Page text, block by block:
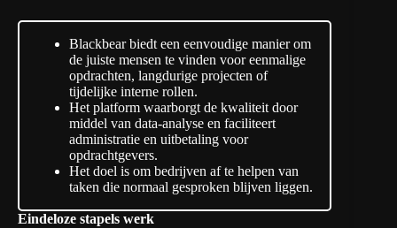
Blackbear biedt een eenvoudige manier om
de juiste mensen te vinden voor eenmalige
opdrachten, langdurige projecten of
tijdelijke interne rollen.
Het platform waarborgt de kwaliteit door
middel van data-analyse en faciliteert
administratie en uitbetaling voor
opdrachtgevers.
Het doel is om bedrijven af te helpen van
taken die normaal gesproken blijven liggen.
Eindeloze stapels werk